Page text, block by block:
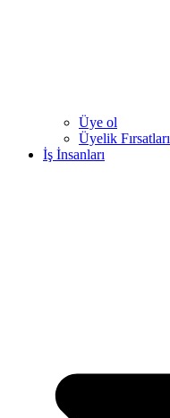
Üye ol
Üyelik Fırsatları
İş İnsanları